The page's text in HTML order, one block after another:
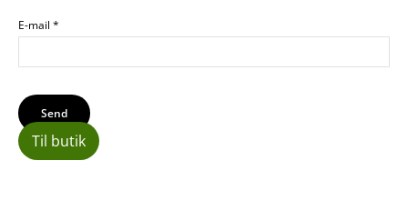
E-mail *
Til butik